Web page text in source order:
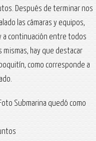
Después de terminar nos
las cámaras y equipos,
a continuación entre todos
mismas, hay que destacar
como corresponde a
Submarina quedó como